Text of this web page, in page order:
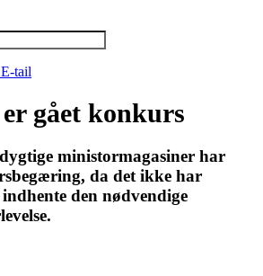
tail
gået konkurs
ministormagasiner har
da det ikke har
den nødvendige